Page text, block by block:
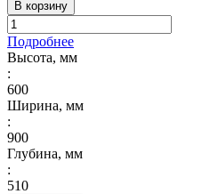
В корзину
Подробнее
Высота, мм
:
600
Ширина, мм
:
900
Глубина, мм
:
510